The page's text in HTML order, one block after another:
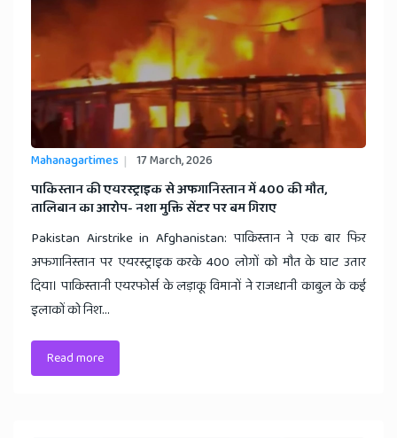
Mahanagartimes 17 March, 2026
​पाकिस्तान की एयरस्ट्राइक से अफगानिस्तान में 400 की मौत,
तालिबान का आरोप- नशा मुक्ति सेंटर पर बम गिराए
Pakistan Airstrike in Afghanistan: पाकिस्तान ने एक बार फिर
अफगानिस्तान पर एयरस्ट्राइक करके 400 लोगों को मौत के घाट उतार
दिया। पाकिस्तानी एयरफोर्स के लड़ाकू विमानों ने राजधानी काबुल के कई
इलाकों को निश...
Read more